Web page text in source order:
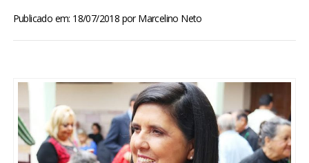
BRASIL
ESPORTES
ENTRETENIMENTO
Publicado em: 18/07/2018 porMarcelino Neto